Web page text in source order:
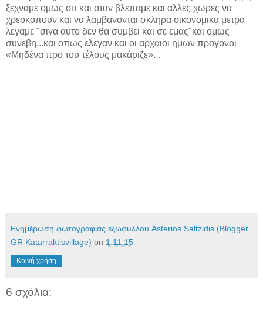
ξεχναμε ομως οτι και οταν βλεπαμε και αλλες χωρες να
χρεοκοπουν και να λαμβανονται σκληρα οικονομικα μετρα
λεγαμε "σιγα αυτο δεν θα συμβει και σε εμας"και ομως
συνεβη...και οπως ελεγαν και οι αρχαιοι ημων προγονοι
«Μηδένα προ του τέλους μακάριζε»...
Ενημέρωση φωτογραφίας εξωφύλλου Asterios Saltzidis (Blogger
GR Katarraktisvillage) on 1.11.15
Κοινή χρήση
6 σχόλια: